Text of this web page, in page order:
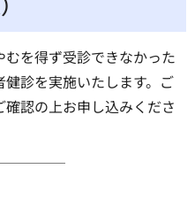
を得ず受診できなかった
診を実施いたします。ご
認の上お申し込みくださ